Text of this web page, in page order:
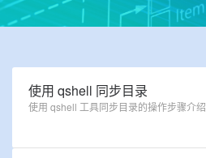
使用 qshell 同步目录
使用 qshell 工具同步目录的操作步骤介绍